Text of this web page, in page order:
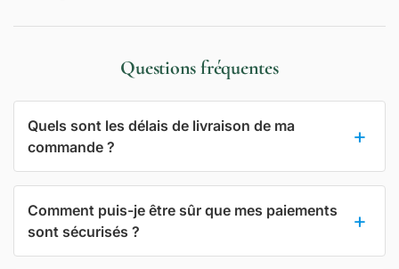
Questions fréquentes
Quels sont les délais de livraison de ma
commande ?
Comment puis-je être sûr que mes paiements
sont sécurisés ?